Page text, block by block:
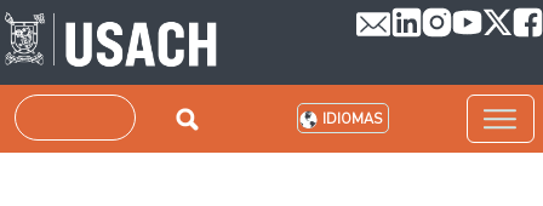
Pasar al contenido principal
Buscar IDIOMAS